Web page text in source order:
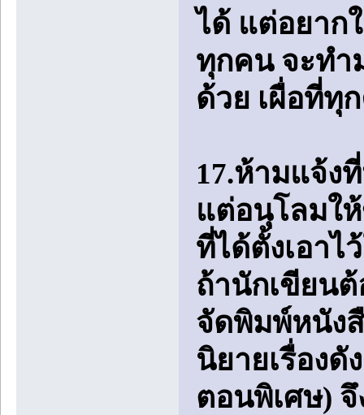
ได้ แต่อยาก
ทุกคน จะทำ
ด้วย เผื่อที่ทุ
17.ห้ามแจ้ง
แต่อนุโลมใ
ที่ได้ตั้งเอา
ถ้านักเขียน
จัดพิมพ์หนัง
นิยายเรื่องดั
ตอนพิเศษ)